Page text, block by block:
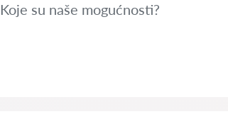
su naše mogućnosti?